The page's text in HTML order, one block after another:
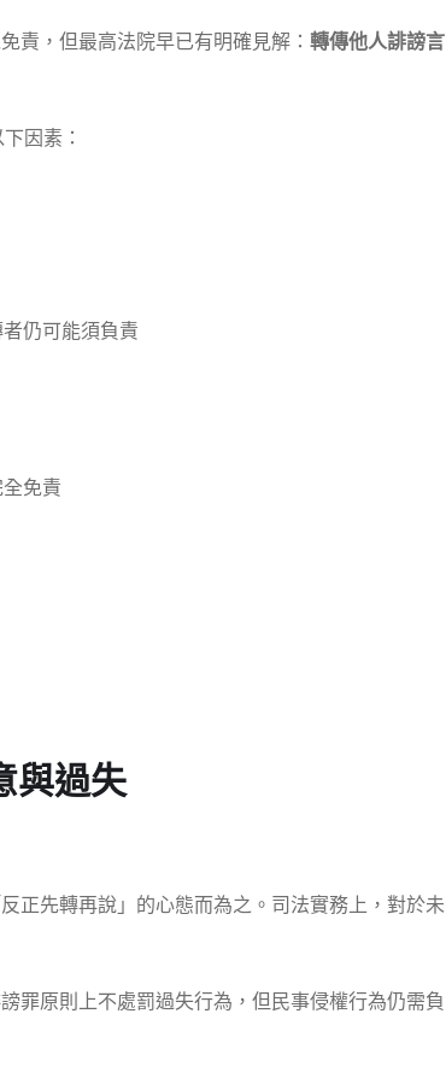
責，但最高法院早已有明確見解： 轉傳他人誹謗言
因素：
仍可能須負責
免責
與過失
正先轉再說」的心態而為之。司法實務上，對於未
罪原則上不處罰過失行為，但民事侵權行為仍需負